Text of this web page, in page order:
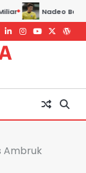
Indonesia
LinkedInInstagram
youtube
Twitter
Ambruk